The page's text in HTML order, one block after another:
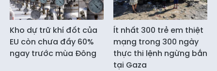
Kho dự trữ khí đốt của
EU còn chưa đầy 60%
ngay trước mùa Đông
Ít nhất 300 trẻ em thiệt
mạng trong 300 ngày
thực thi lệnh ngừng bắn
tại Gaza